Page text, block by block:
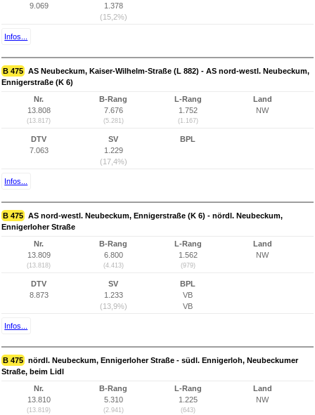
9.069
1.378
(15,2%)
Infos...
B 475 AS Neubeckum, Kaiser-Wilhelm-Straße (L 882) - AS nord-westl. Neubeckum,
Ennigerstraße (K 6)
Nr.
13.808
(13.817)
B-Rang
7.676
(5.281)
L-Rang
1.752
(1.167)
Land
NW
DTV
7.063
SV
1.229
(17,4%)
BPL
Infos...
B 475 AS nord-westl. Neubeckum, Ennigerstraße (K 6) - nördl. Neubeckum,
Ennigerloher Straße
Nr.
13.809
(13.818)
B-Rang
6.800
(4.413)
L-Rang
1.562
(979)
Land
NW
DTV
8.873
SV
1.233
(13,9%)
BPL
VB
VB
Infos...
B 475 nördl. Neubeckum, Ennigerloher Straße - südl. Ennigerloh, Neubeckumer
Straße, beim Lidl
Nr.
13.810
(13.819)
B-Rang
5.310
(2.941)
L-Rang
1.225
(643)
Land
NW